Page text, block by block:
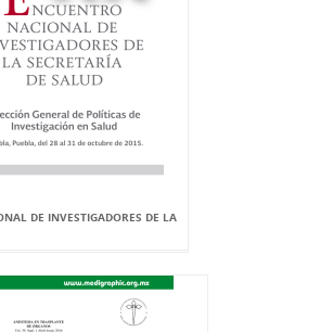
DE INVESTIGADORES DE LA